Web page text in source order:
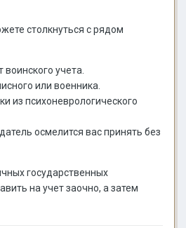
столкнуться с рядом
учета.
или военника.
из психоневрологического
осмелится вас принять без
государственных
на учет заочно, а затем